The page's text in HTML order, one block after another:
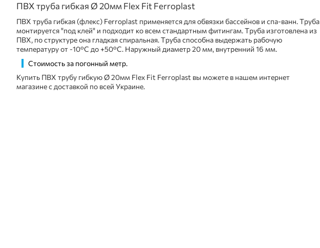
ПВХ труба гибкая Ø 20мм Flex Fit Ferroplast
ПВХ труба гибкая (флекс) Ferroplast применяется для обвязки бассейнов и спа-ванн. Труба
монтируется "под клей" и подходит ко всем стандартным фитингам. Труба изготовлена из
ПВХ, по структуре она гладкая спиральная. Труба способна выдержать рабочую
температуру от -10°С до +50°С. Наружный диаметр 20 мм, внутренний 16 мм.
Стоимость за погонный метр.
Купить ПВХ трубу гибкую Ø 20мм Flex Fit Ferroplast вы можете в нашем интернет
магазине с доставкой по всей Украине.